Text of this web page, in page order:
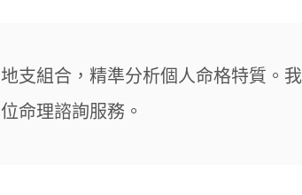
支組合，精準分析個人命格特質。
命理諮詢服務。